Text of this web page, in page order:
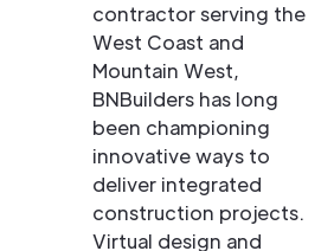
contractor serving the
West Coast and
Mountain West,
BNBuilders has long
been championing
innovative ways to
deliver integrated
construction projects.
Virtual design and